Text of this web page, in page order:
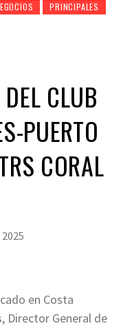
PRINCIPALES
CLUB
PUERTO
CORAL
en Costa
Director General de